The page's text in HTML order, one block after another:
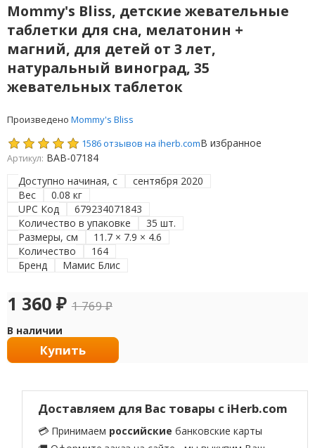
Mommy's Bliss, детские жевательные
таблетки для сна, мелатонин +
магний, для детей от 3 лет,
натуральный виноград, 35
жевательных таблеток
Произведено Mommy's Bliss
1586 отзывов на iherb.comВ избранное
Артикул: BAB-07184
Доступно начиная, с
сентября 2020
Вес
0.08 кг
UPC Код
679234071843
Количество в упаковке
35 шт.
Размеры, см
11.7 × 7.9 × 4.6
Количество
164
Бренд
Мамис Блис
1 360 ₽ 1 769₽
В наличии
Купить
Доставляем для Вас товары с iHerb.com
💳 Принимаем российские банковские карты